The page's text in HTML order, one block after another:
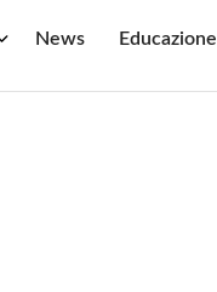
News Educazione